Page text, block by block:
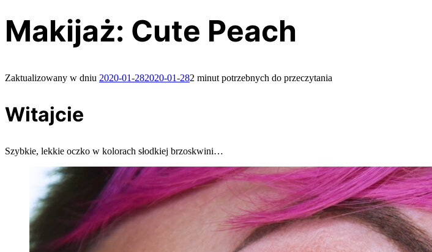
Makijaż: Cute Peach
Zaktualizowany w dniu 2020-01-282020-01-282 minut potrzebnych do przeczytania
Witajcie
Szybkie, lekkie oczko w kolorach słodkiej brzoskwini…